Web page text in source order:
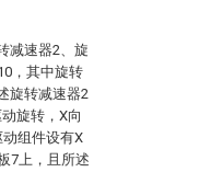
减速器2、旋
，其中旋转
旋转减速器2
旋转，X向
组件设有X
7上，且所述